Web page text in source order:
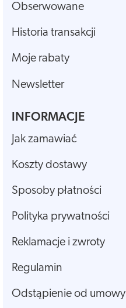
Obserwowane
Historia transakcji
Moje rabaty
Newsletter
INFORMACJE
Jak zamawiać
Koszty dostawy
Sposoby płatności
Polityka prywatności
Reklamacje i zwroty
Regulamin
Odstąpienie od umowy